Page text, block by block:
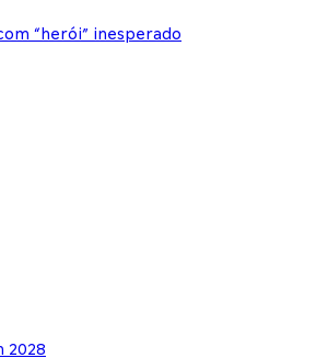
“herói” inesperado
2028